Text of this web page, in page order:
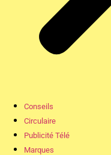
Conseils
Circulaire
Publicité Télé
Marques